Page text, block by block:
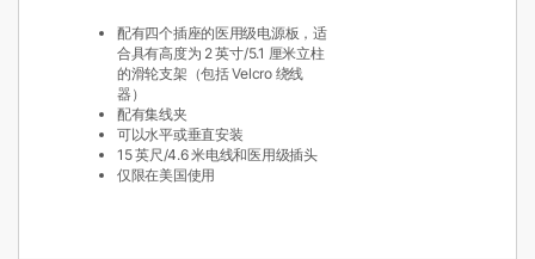
配有四个插座的医用级电源板，适
合具有高度为 2 英寸/5.1 厘米立柱
的滑轮支架（包括 Velcro 绕线
器）
配有集线夹
可以水平或垂直安装
15 英尺/4.6 米电线和医用级插头
仅限在美国使用